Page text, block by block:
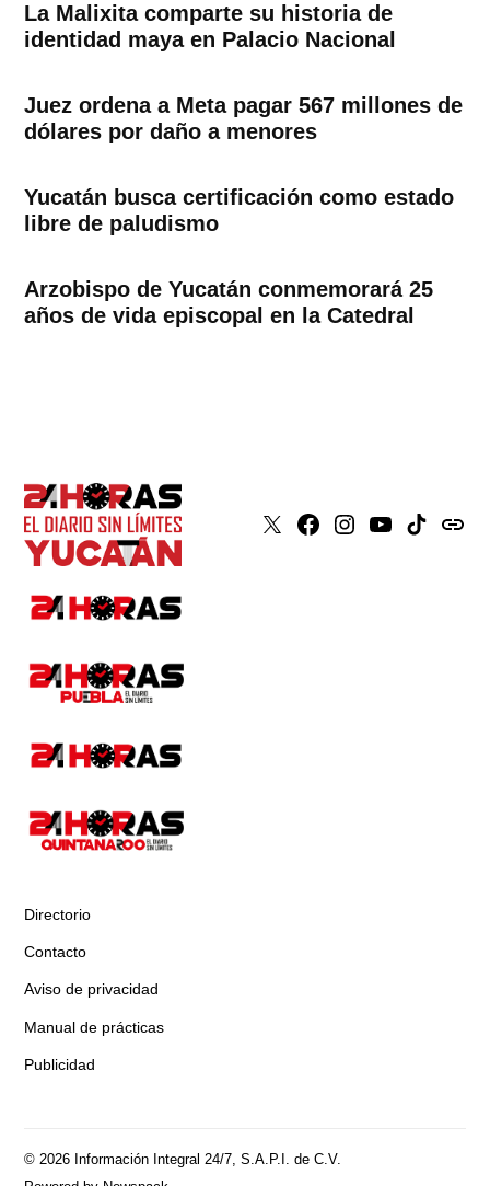
La Malixita comparte su historia de
identidad maya en Palacio Nacional
Juez ordena a Meta pagar 567 millones de
dólares por daño a menores
Yucatán busca certificación como estado
libre de paludismo
Arzobispo de Yucatán conmemorará 25
años de vida episcopal en la Catedral
X Faceboook
Instagram
YoutubeTiktokissuu
Directorio
Contacto
Aviso de privacidad
Manual de prácticas
Publicidad
© 2026 Información Integral 24/7, S.A.P.I. de C.V.